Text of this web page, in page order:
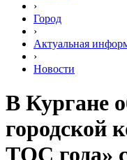
›
Город
›
Актуальная
›
Новости
В Кургане
городской
ТОС года»